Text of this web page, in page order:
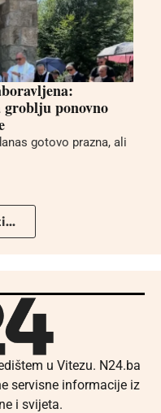
ponovno
gotovo prazna, ali
u Vitezu. N24.ba
servisne informacije iz
i svijeta.